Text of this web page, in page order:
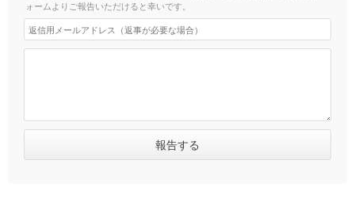
ォームよりご報告いただけると幸いです。